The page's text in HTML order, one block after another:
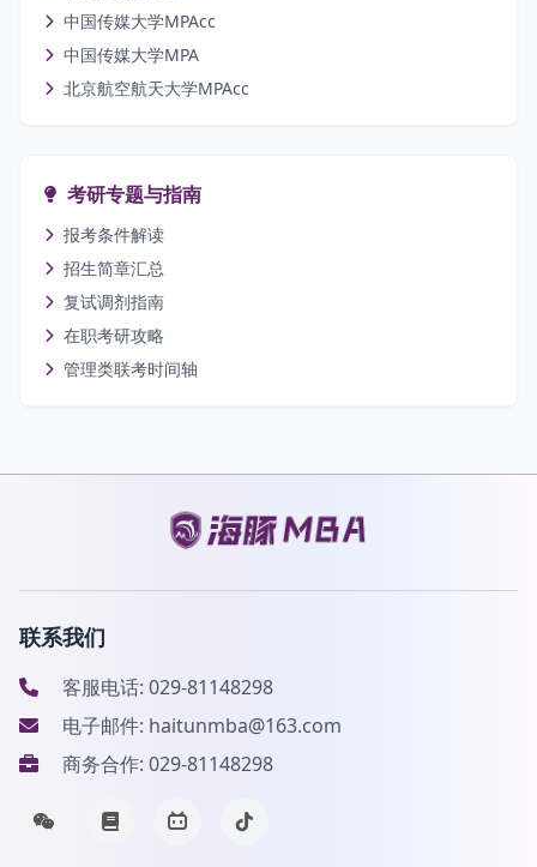
中国传媒大学MPAcc
中国传媒大学MPA
北京航空航天大学MPAcc
考研专题与指南
报考条件解读
招生简章汇总
复试调剂指南
在职考研攻略
管理类联考时间轴
联系我们
客服电话: 029-81148298
电子邮件: haitunmba@163.com
商务合作: 029-81148298